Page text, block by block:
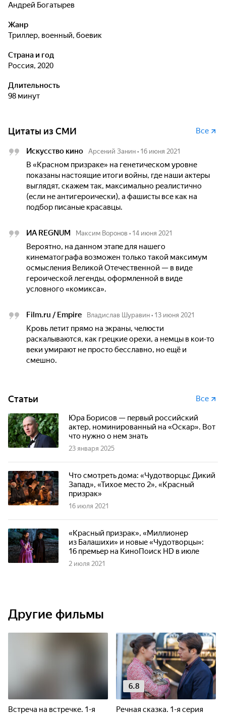
Андрей Богатырев
Жанр
триллер, военный, боевик
Страна и год
Россия, 2020
Длительность
98 минут
Цитаты из СМИ Все
Искусство кино Арсений Занин • 16 июня 2021
В «Красном призраке» на генетическом уровне
показаны настоящие итоги войны, где наши актеры
выглядят, скажем так, максимально реалистично
(если не антигероически), а фашисты все как на
подбор писаные красавцы.
ИА REGNUM Максим Воронов • 14 июня 2021
Вероятно, на данном этапе для нашего
кинематографа возможен только такой максимум
осмысления Великой Отечественной — в виде
героической легенды, оформленной в виде
условного «комикса».
Film.ru / Empire Владислав Шуравин • 13 июня 2021
Кровь летит прямо на экраны, челюсти
раскалываются, как грецкие орехи, а немцы в кои-то
веки умирают не просто бесславно, но ещё и
смешно.
Статьи Все
Юра Борисов — первый российский
актер, номинированный на «Оскар». Вот
что нужно о нем знать
23 января 2025
Что смотреть дома: «Чудотворцы: Дикий
Запад», «Тихое место 2», «Красный
призрак»
16 июля 2021
«Красный призрак», «Миллионер
из Балашихи» и новые «Чудотворцы»:
16 премьер на КиноПоиск HD в июле
2 июля 2021
Другие фильмы
Встреча на встречке. 1-я
6.8
Речная сказка. 1-я серия